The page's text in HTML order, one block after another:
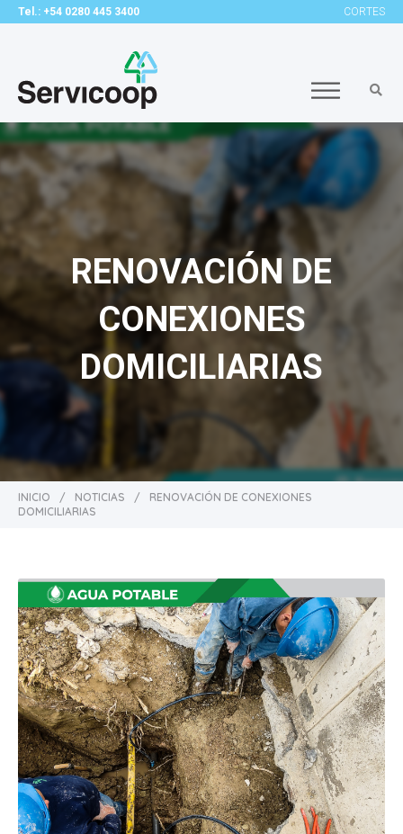
Tel.: +54 0280 445 3400 CORTES
RENOVACIÓN DE
CONEXIONES
DOMICILIARIAS
INICIO / NOTICIAS /
RENOVACIÓN DE CONEXIONES
DOMICILIARIAS